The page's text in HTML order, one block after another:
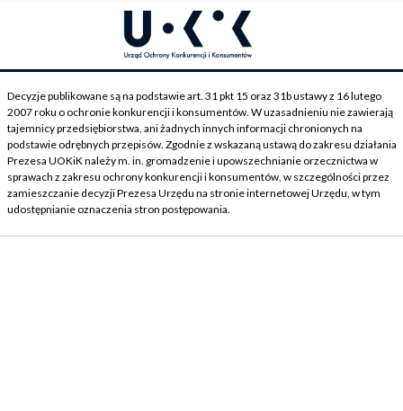
Decyzje publikowane są na podstawie art. 31 pkt 15 oraz 31b ustawy z 16 lutego
2007 roku o ochronie konkurencji i konsumentów. W uzasadnieniu nie zawierają
tajemnicy przedsiębiorstwa, ani żadnych innych informacji chronionych na
podstawie odrębnych przepisów. Zgodnie z wskazaną ustawą do zakresu działania
Prezesa UOKiK należy m. in. gromadzenie i upowszechnianie orzecznictwa w
sprawach z zakresu ochrony konkurencji i konsumentów, w szczególności przez
zamieszczanie decyzji Prezesa Urzędu na stronie internetowej Urzędu, w tym
udostępnianie oznaczenia stron postępowania.